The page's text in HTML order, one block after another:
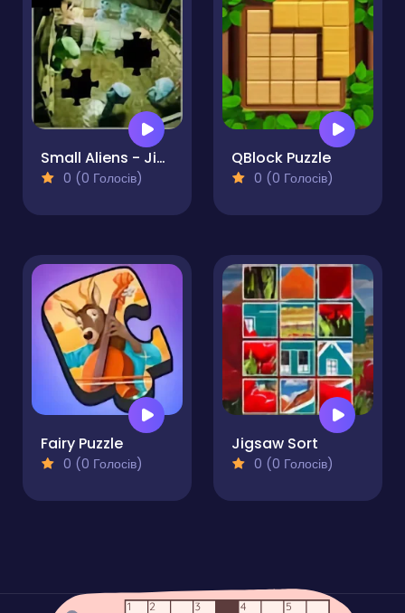
Small Aliens - Jigsaw
0 (0 Голосів)
QBlock Puzzle
0 (0 Голосів)
Fairy Puzzle
0 (0 Голосів)
Jigsaw Sort
0 (0 Голосів)